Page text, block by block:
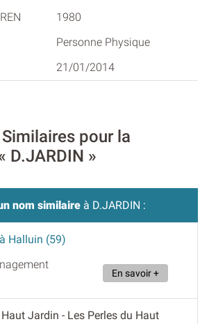
1980
Personne Physique
21/01/2014
pour la
D.JARDIN »
nom similaire à D.JARDIN :
Halluin (59)
En savoir +
Jardin - Les Perles du Haut